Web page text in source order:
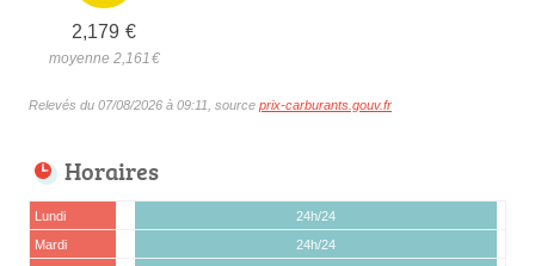
2,179 €
moyenne 2,161€
Relevés du 07/08/2026 à 09:11, source prix-carburants.gouv.fr
Horaires
Lundi
24h/24
Mardi
24h/24